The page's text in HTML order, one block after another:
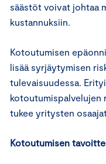
säästöt voivat johtaa
kustannuksiin.
Kotoutumisen
lisää syrjäytymisen
tulevaisuudessa.
kotoutumispalvelujen
tukee yritysten
Kotoutumisen